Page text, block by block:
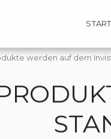
werden auf dem